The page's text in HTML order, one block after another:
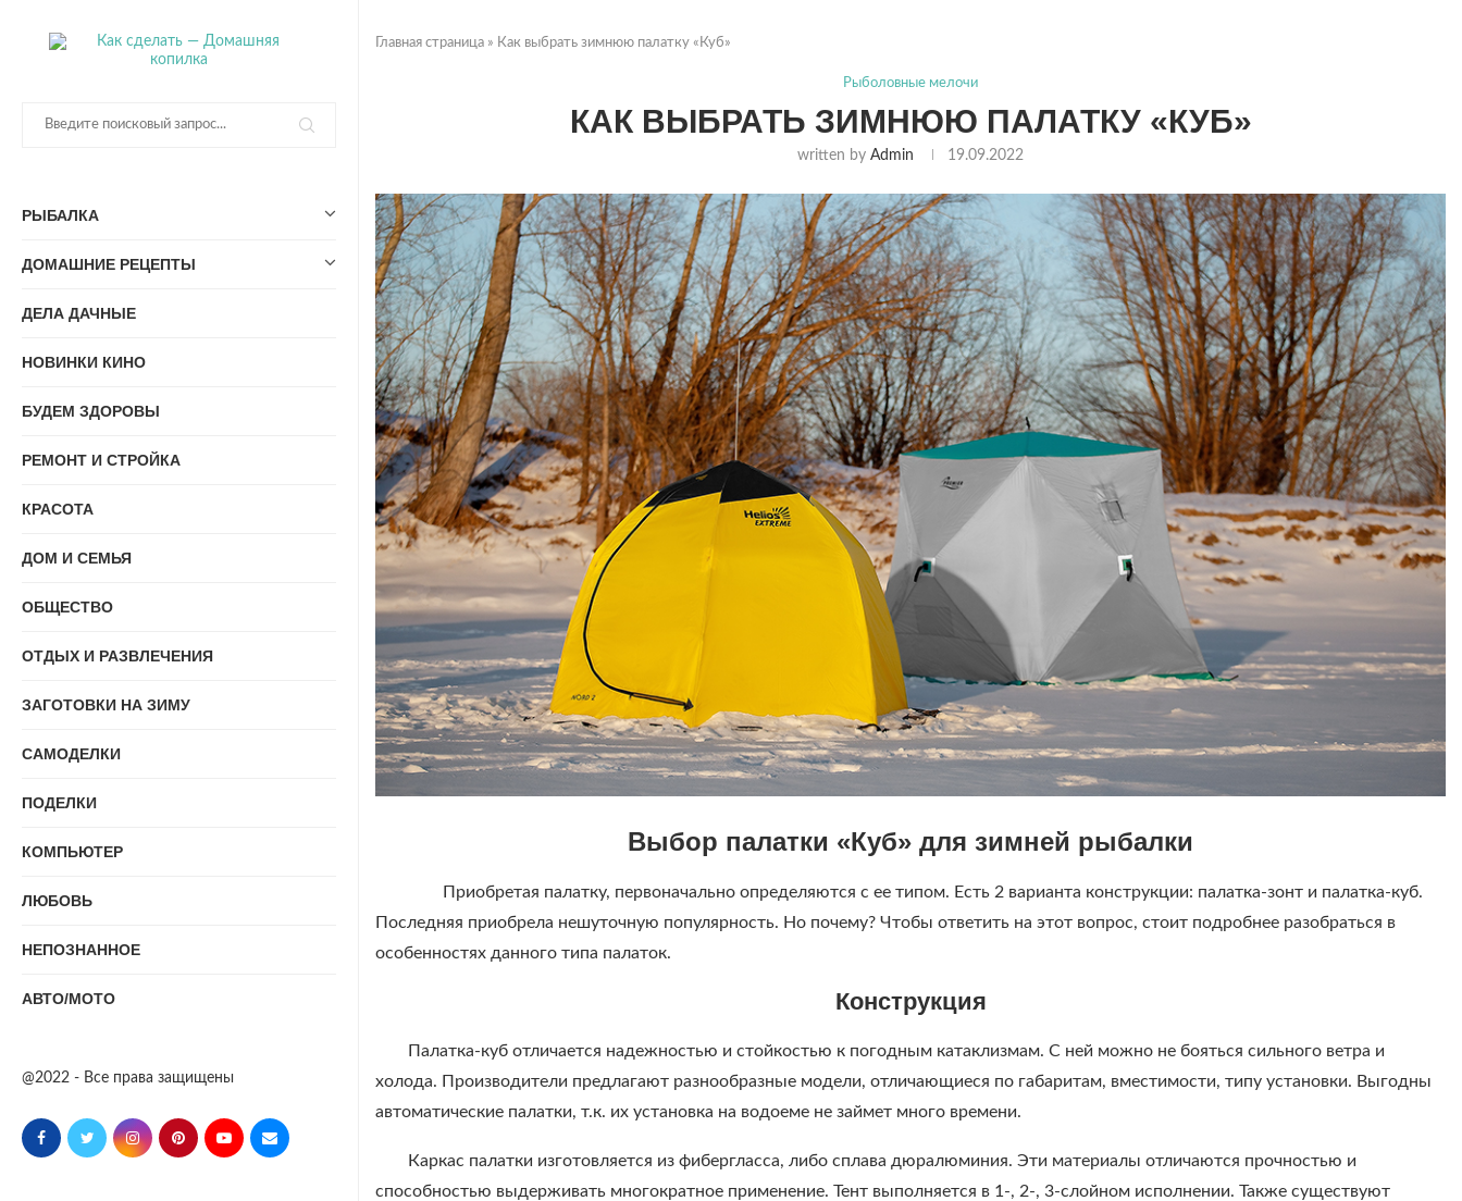
РЫБАЛКА
ДОМАШНИЕ РЕЦЕПТЫ
ДЕЛА ДАЧНЫЕ
НОВИНКИ КИНО
БУДЕМ ЗДОРОВЫ
РЕМОНТ И СТРОЙКА
КРАСОТА
ДОМ И СЕМЬЯ
ОБЩЕСТВО
ОТДЫХ И РАЗВЛЕЧЕНИЯ
ЗАГОТОВКИ НА ЗИМУ
САМОДЕЛКИ
ПОДЕЛКИ
КОМПЬЮТЕР
ЛЮБОВЬ
НЕПОЗНАННОЕ
АВТО/МОТО
@2022 - Все права защищены
Главная страница » Как выбрать зимнюю палатку «Куб»
Рыболовные мелочи
КАК ВЫБРАТЬ ЗИМНЮЮ ПАЛАТКУ «КУБ»
written by Admin 19.09.2022
Выбор палатки «Куб» для зимней рыбалки
Приобретая палатку, первоначально определяются с ее типом. Есть 2 варианта конструкции: палатка-зонт и палатка-куб.
Последняя приобрела нешуточную популярность. Но почему? Чтобы ответить на этот вопрос, стоит подробнее разобраться в
особенностях данного типа палаток.
Конструкция
Палатка-куб отличается надежностью и стойкостью к погодным катаклизмам. С ней можно не бояться сильного ветра и
холода. Производители предлагают разнообразные модели, отличающиеся по габаритам, вместимости, типу установки. Выгодны
автоматические палатки, т.к. их установка на водоеме не займет много времени.
Каркас палатки изготовляется из фибергласса, либо сплава дюралюминия. Эти материалы отличаются прочностью и
способностью выдерживать многократное применение. Тент выполняется в 1-, 2-, 3-слойном исполнении. Также существуют